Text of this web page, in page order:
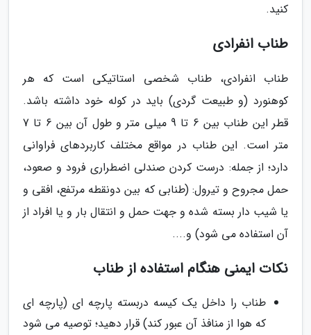
کنید.
طناب انفرادی
طناب انفرادی، طناب شخصی استاتیکی است که هر
کوهنورد (و طبیعت گردی) باید در کوله خود داشته باشد.
قطر این طناب بین 6 تا 9 میلی متر و طول آن بین 6 تا 7
متر است. این طناب در مواقع مختلف کاربردهای فراوانی
دارد؛ از جمله: درست کردن صندلی اضطراری فرود و صعود،
حمل مجروح و تیرول: (طنابی که بین دونقطه مرتفع، افقی و
یا شیب دار بسته شده و جهت حمل و انتقال بار و یا افراد از
آن استفاده می شود) و....
نکات ایمنی هنگام استفاده از طناب
طناب را داخل یک کیسه دربسته پارچه ای (پارچه ای
که هوا از منافذ آن عبور کند) قرار دهید؛ توصیه می شود